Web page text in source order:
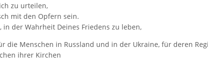
zu urteilen,
mit den Opfern sein.
in der Wahrheit Deines Friedens zu leben,
die Menschen in Russland und in der Ukraine, für deren
ihrer Kirchen